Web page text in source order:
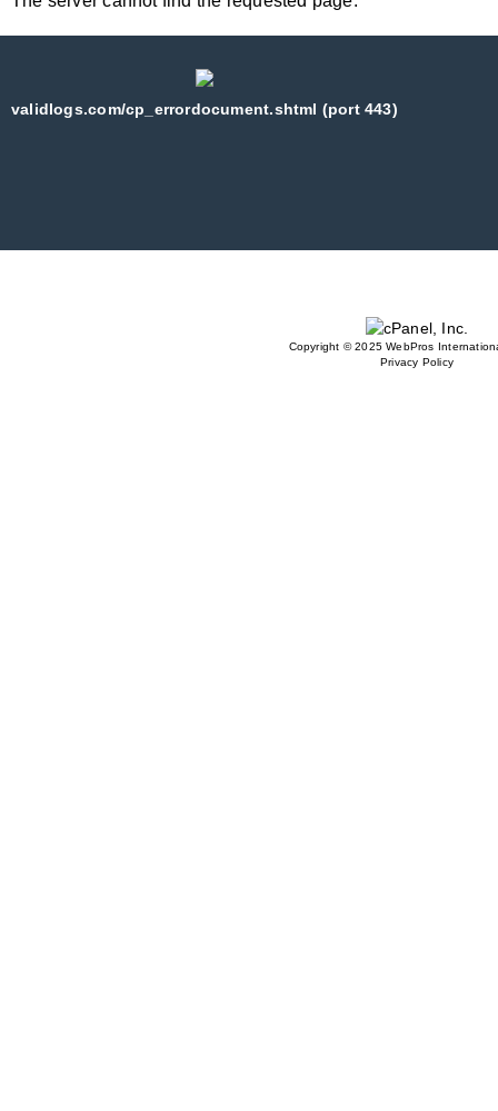
validlogs.com/cp_errordocument.shtml (port 443)
Copyright © 2025 WebPros
Privacy Policy